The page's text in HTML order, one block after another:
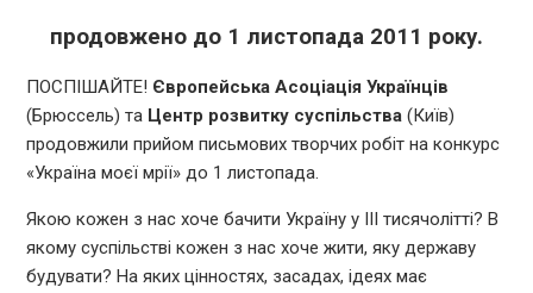
продовжено до 1 листопада 2011 року.
ПОСПІШАЙТЕ! Європейська Асоціація Українців
(Брюссель) та Центр розвитку суспільства(Київ)
продовжили прийом письмових творчих робіт на конкурс
«Україна моєї мрії» до 1 листопада.
Якою кожен з нас хоче бачити Україну у ІІІ тисячолітті? В
якому суспільстві кожен з нас хоче жити, яку державу
будувати? На яких цінностях, засадах, ідеях має